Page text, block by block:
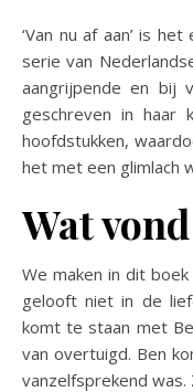
‘Van nu af aan’ is
serie van
aangrijpende en bij
geschreven in haar
hoofdstukken,
het met een glimlach
Wat
We maken in dit boek
gelooft niet in de
komt te staan met
van overtuigd. Ben
vanzelfsprekend was.